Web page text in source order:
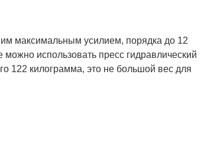
максимальным усилием, порядка до 12
использовать пресс гидравлический
122 килограмма, это не большой вес для